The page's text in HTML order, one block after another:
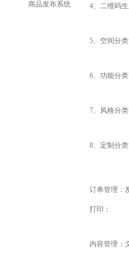
商品发布系统 4、二维码
5、 空间分类
6、功能分类
7、风格分类
8、定制分类
订单管理：
打印；
内容管理：